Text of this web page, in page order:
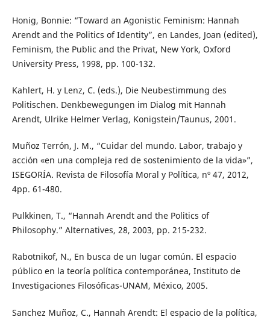
Honig, Bonnie: “Toward an Agonistic Feminism: Hannah
Arendt and the Politics of Identity”, en Landes, Joan (edited),
Feminism, the Public and the Privat, New York, Oxford
University Press, 1998, pp. 100-132.
Kahlert, H. y Lenz, C. (eds.), Die Neubestimmung des
Politischen. Denkbewegungen im Dialog mit Hannah
Arendt, Ulrike Helmer Verlag, Konigstein/Taunus, 2001.
Muñoz Terrón, J. M., “Cuidar del mundo. Labor, trabajo y
acción «en una compleja red de sostenimiento de la vida»”,
ISEGORÍA. Revista de Filosofía Moral y Política, nº 47, 2012,
4pp. 61-480.
Pulkkinen, T., “Hannah Arendt and the Politics of
Philosophy.” Alternatives, 28, 2003, pp. 215-232.
Rabotnikof, N., En busca de un lugar común. El espacio
público en la teoría política contemporánea, Instituto de
Investigaciones Filosóficas-UNAM, México, 2005.
Sanchez Muñoz, C., Hannah Arendt: El espacio de la política,